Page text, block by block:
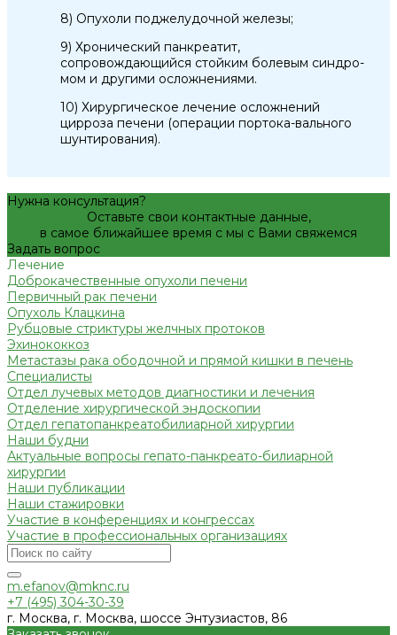
8) Опухоли поджелудочной железы;
9) Хронический панкреатит,
сопровождающийся стойким болевым синдро-
мом и другими осложнениями.
10) Хирургическое лечение осложнений
цирроза печени (операции портока-вального
шунтирования).
Нужна консультация?
Оставьте свои контактные данные,
в самое ближайшее время с мы с Вами свяжемся
Задать вопрос
Лечение
Доброкачественные опухоли печени
Первичный рак печени
Опухоль Клацкина
Рубцовые стриктуры желчных протоков
Эхинококкоз
Метастазы рака ободочной и прямой кишки в печень
Специалисты
Отдел лучевых методов диагностики и лечения
Отделение хирургической эндоскопии
Отдел гепатопанкреатобилиарной хирургии
Наши будни
Актуальные вопросы гепато-панкреато-билиарной
хирургии
Наши публикации
Наши стажировки
Участие в конференциях и конгрессах
Участие в профессиональных организациях
m.efanov@mknc.ru
+7 (495) 304-30-39
г. Москва, г. Москва, шоссе Энтузиастов, 86